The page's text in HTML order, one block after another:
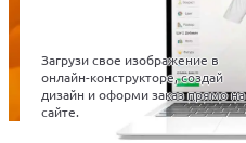
Загрузи свое изображение в
онлайн-конструкторе, создай
дизайн и оформи заказ прямо на
сайте.